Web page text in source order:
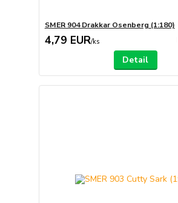
SMER 904 Drakkar Osenberg (1:180)
4,79 EUR/ks
Detail